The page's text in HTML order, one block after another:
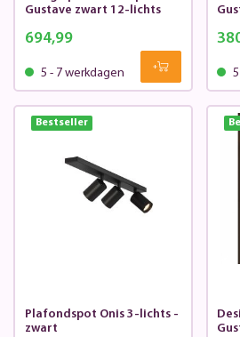
Gustave zwart 12-lichts
694,99
5 - 7 werkdagen
Bestseller
Plafondspot Onis 3-lichts -
zwart